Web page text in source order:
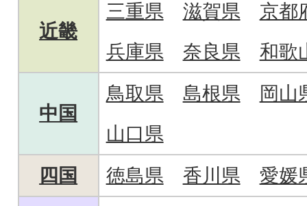
近畿
三重県 滋賀県
京都
兵庫県
奈良県 和歌
中国
鳥取県 島根県
岡山
山口県
四国
徳島県 香川県 愛媛